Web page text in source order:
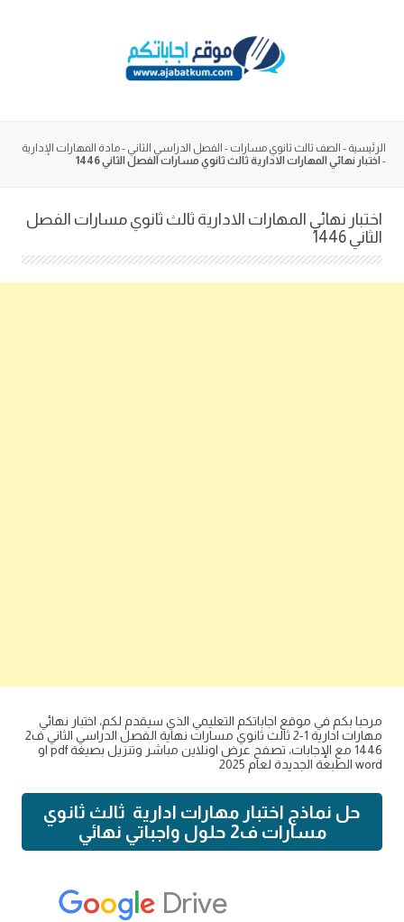
الرئيسية - الصف ثالث ثانوي مسارات - الفصل الدراسي الثاني -مادة المهارات الإدارية
- اختبار نهائي المهارات الادارية ثالث ثانوي مسارات الفصل الثاني 1446
اختبار نهائي المهارات الادارية ثالث ثانوي مسارات الفصل
الثاني 1446
مرحبا بكم في موقع اجاباتكم التعليمي الذي سيقدم لكم، اختبار نهائي
مهارات ادارية 1-2 ثالث ثانوي مسارات نهاية الفصل الدراسي الثاني ف2
1446 مع الإجابات، تصفح عرض اونلاين مباشر وتنزيل بصيغة pdf او
word الطبعة الجديدة لعام 2025
حل نماذج اختبار مهارات ادارية ثالث ثانوي
مسارات ف2 حلول واجباتي نهائي